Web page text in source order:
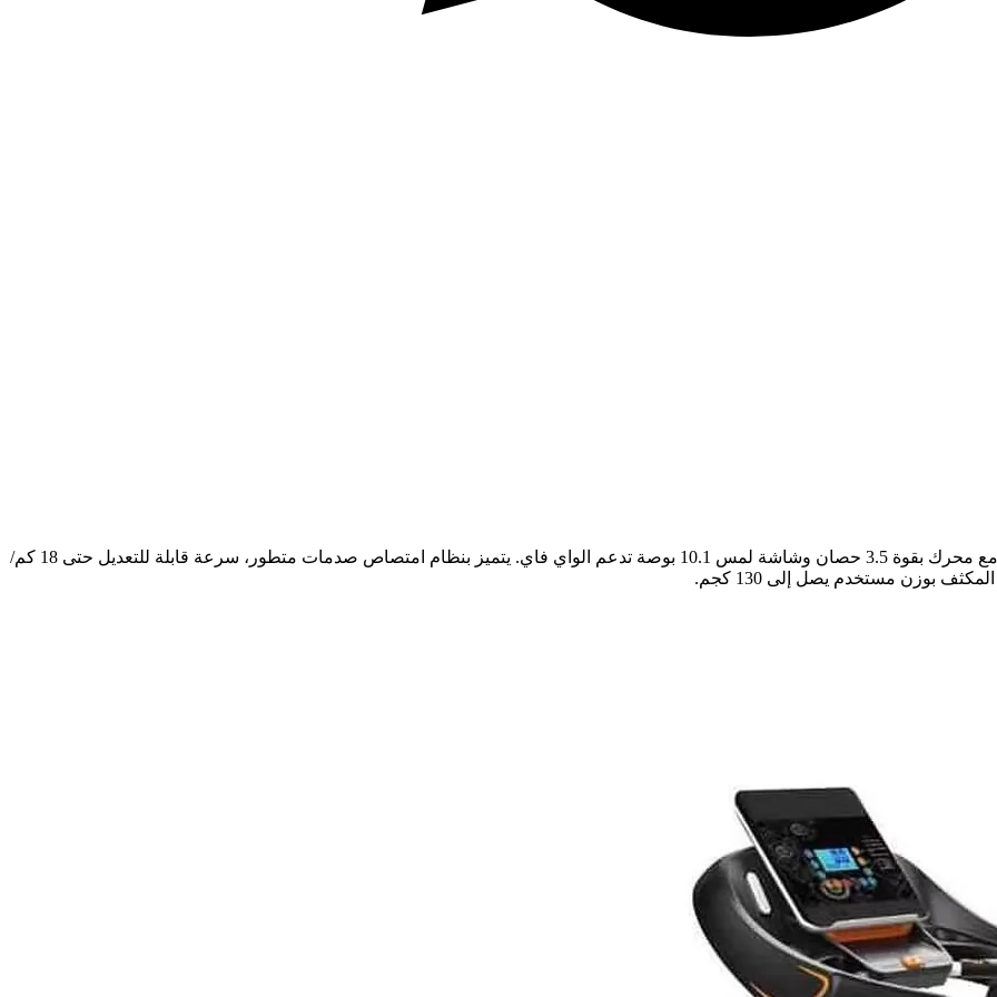
يوفر جهاز المشي الكهربائي Volksgym P-83i+ تجربة تمارين احترافية مع محرك بقوة 3.5 حصان وشاشة لمس 10.1 بوصة تدعم الواي فاي. يتميز بنظام امتصاص صدمات متطور، سرعة قابلة للتعديل حتى 18 كم/